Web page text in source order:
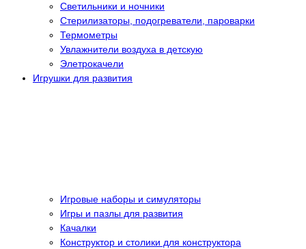
Светильники и ночники
Стерилизаторы, подогреватели, пароварки
Термометры
Увлажнители воздуха в детскую
Элетрокачели
Игрушки для развития
Игровые наборы и симуляторы
Игры и пазлы для развития
Качалки
Конструктор и столики для конструктора